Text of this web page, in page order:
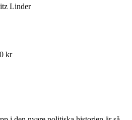
Linder
kr